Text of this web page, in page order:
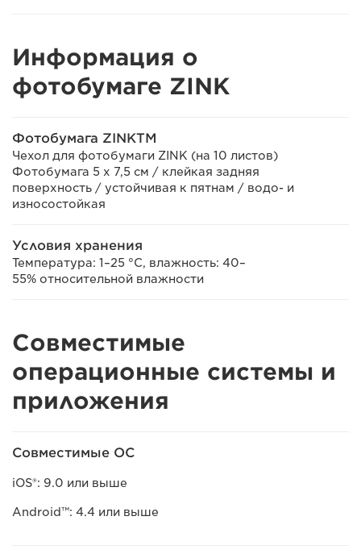
Информация о
фотобумаге ZINK
Фотобумага ZINKTM
Чехол для фотобумаги ZINK (на 10 листов)
Фотобумага 5 x 7,5 см / клейкая задняя
поверхность / устойчивая к пятнам / водо- и
износостойкая
Условия хранения
Температура: 1–25 °C, влажность: 40–
55% относительной влажности
Совместимые
операционные системы и
приложения
Совместимые ОС
iOS®: 9.0 или выше
Android™: 4.4 или выше